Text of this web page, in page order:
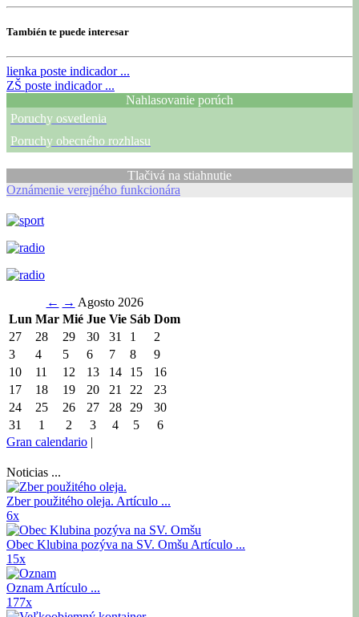
También te puede interesar
lienka poste indicador ...
ZŠ poste indicador ...
Nahlasovanie porúch
Poruchy osvetlenia
Poruchy obecného rozhlasu
Tlačivá na stiahnutie
Oznámenie verejného funkcionára
← → Agosto 2026
Lun Mar Mié Jue Vie Sáb Dom
27
28 29 30 31 1
2
3
4 5 6 7 8
9
10
11 12 13 14 15
16
17
18 19 20 21 22
23
24
25 26 27 28 29
30
31
1 2 3 4 5
6
Gran calendario |
Noticias ...
Zber použitého oleja. Artículo ...
6x
Obec Klubina pozýva na SV. Omšu Artículo ...
15x
Oznam Artículo ...
177x